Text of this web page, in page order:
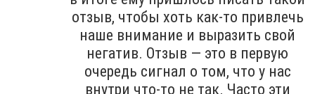
отзыв, чтобы хоть как-то привлечь
наше внимание и выразить свой
негатив. Отзыв — это в первую
очередь сигнал о том, что у нас
внутри что-то не так. Часто эти